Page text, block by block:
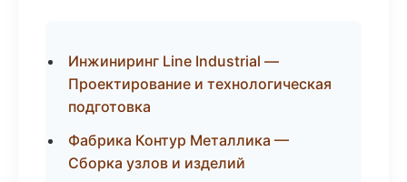
Инжиниринг Line Industrial —
Проектирование и технологическая
подготовка
Фабрика Контур Металлика —
Сборка узлов и изделий